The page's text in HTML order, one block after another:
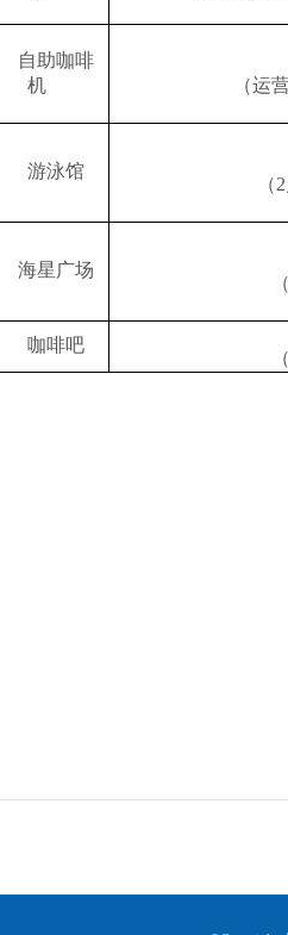
自助咖啡
机
（运
游泳馆
（
海星广场
咖啡吧